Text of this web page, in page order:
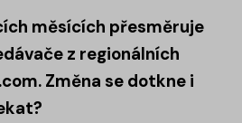
měsících přesměruje
z regionálních
Změna se dotkne i